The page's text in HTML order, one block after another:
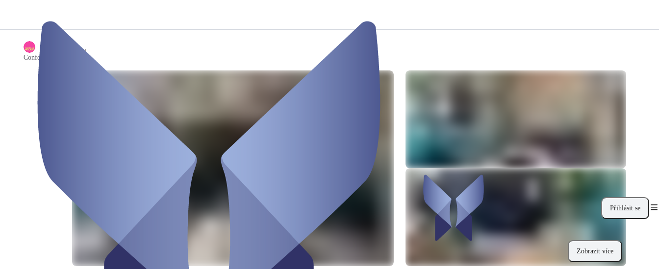
Přihlásit se
Conferencing
Amalfi
Zobrazit více